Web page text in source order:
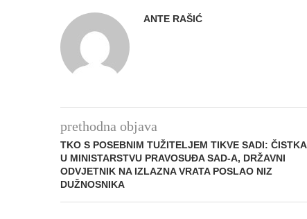
ANTE RAŠIĆ
prethodna objava
TKO S POSEBNIM TUŽITELJEM TIKVE SADI: ČISTKA
U MINISTARSTVU PRAVOSUĐA SAD-A, DRŽAVNI
ODVJETNIK NA IZLAZNA VRATA POSLAO NIZ
DUŽNOSNIKA